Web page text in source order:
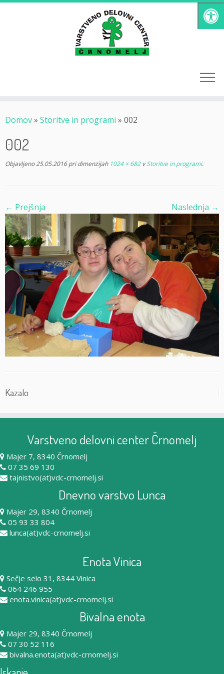
Skoči
Domov» Storitve in programi » 002
002
Objavljeno25.05.2016pri dimenzijah1024 × 682vStoritve in programi.
← Prejšnja Naslednja →
Kazalo
Varstveno delovni center Črnomelj
Majer 7, 8340 Črnomelj
07 35 69 130
tajnistvo(at)vdc-crnomelj.si
Dnevno varstvo Lunca
Majer 29, 8340 Črnomelj
05 93 33 804
lunca(at)vdc-crnomelj.si
Enota Vinica
Sečje selo 31, 8344 Vinica
064 246 955
enota.vinica(at)vdc-crnomelj.si
Bivalna enota
Majer 29, 8340 Črnomelj
07 30 52 116
bivalna.enota(at)vdc-crnomelj.si